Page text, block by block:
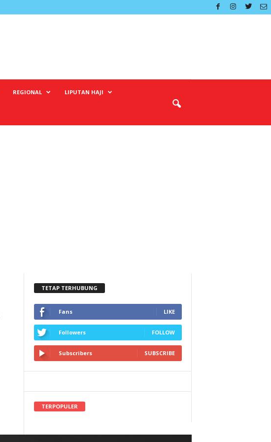
REGIONAL LIPUTAN HAJI
TETAP TERHUBUNG
Fans LIKE
Followers FOLLOW
Subscribers SUBSCRIBE
TERPOPULER